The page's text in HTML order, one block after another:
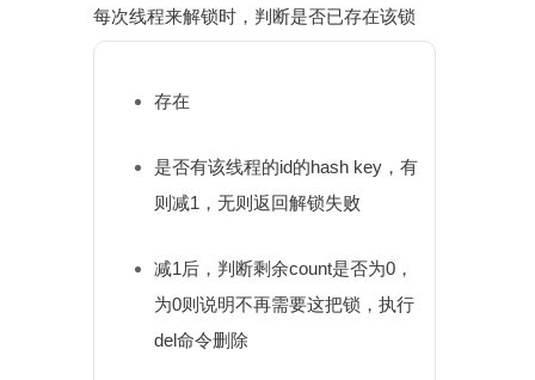
每次线程来解锁时，判断是否已存在该锁
存在
是否有该线程的id的hash key，有
则减1，无则返回解锁失败
减1后，判断剩余count是否为0，
为0则说明不再需要这把锁，执行
del命令删除